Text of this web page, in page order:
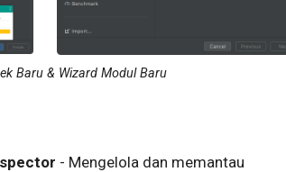
Baru & Wizard Modul Baru
- Mengelola dan memantau